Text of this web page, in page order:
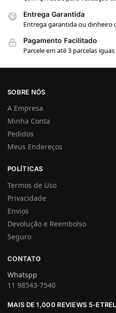
Entrega Garantida
Entrega garantida ou dinheiro
Pagamento Facilitado
Parcele em até 3 parcelas iguas
SOBRE NÓS
A Empresa
Minha Conta
Pedidos
Meus Endereços
POLÍTICAS
Termos de Uso
Privacidade
Envios
Devolução e Reembolso
Seguro
CONTATO
Whatspp
11 98543-7540
MAIS DE 1,000 REVIEWS 5-